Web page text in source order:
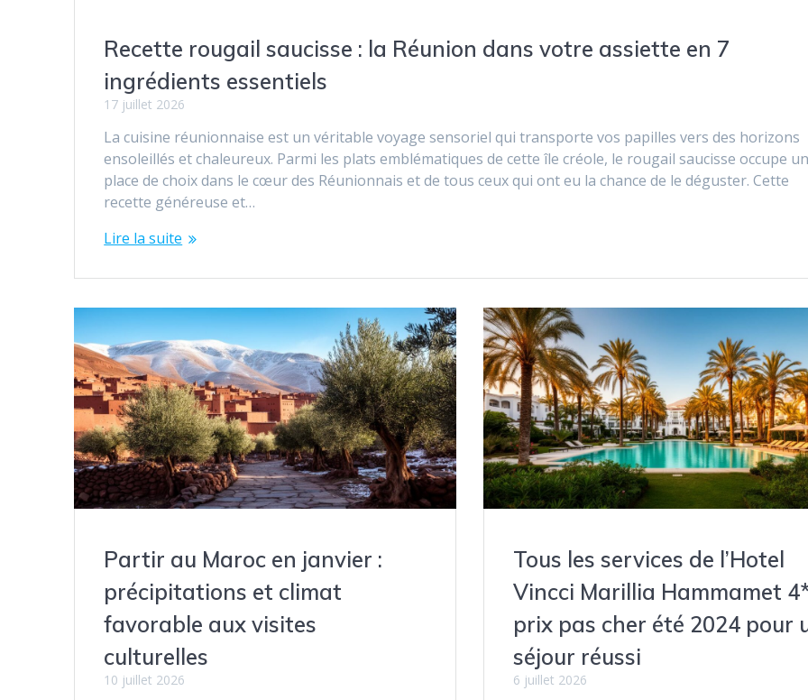
Recette rougail saucisse : la Réunion dans votre assiette en 7
ingrédients essentiels
17 juillet 2026
La cuisine réunionnaise est un véritable voyage sensoriel qui transporte vos papilles vers des horizons
ensoleillés et chaleureux. Parmi les plats emblématiques de cette île créole, le rougail saucisse occupe
place de choix dans le cœur des Réunionnais et de tous ceux qui ont eu la chance de le déguster. Cette
recette généreuse et…
Lire la suite
Partir au Maroc en janvier :
précipitations et climat
favorable aux visites
culturelles
10 juillet 2026
Tous les services de l’Hotel
Vincci Marillia Hammamet
prix pas cher été 2024 pour
séjour réussi
6 juillet 2026